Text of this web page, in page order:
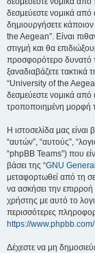
δεσμεύεστε νομικά
δημιουργήσετε
the Aegean”. Είναι
στιγμή και θα
προσφορότερο δυνατό
ξαναδιαβάζετε
“University of the
δεσμεύεστε νομικά
τροποποιημένη μορφή
Η ιστοσελίδα μας είναι
“αυτών”, “αυτούς”,
“phpBB Teams”) που
βάσει της “GNU
μεταφορτωθεί από τη
να ασκήσει την
χρήστης με αυτό το
περισσότερες
https://www.phpbb.com/
Δέχεστε να μη